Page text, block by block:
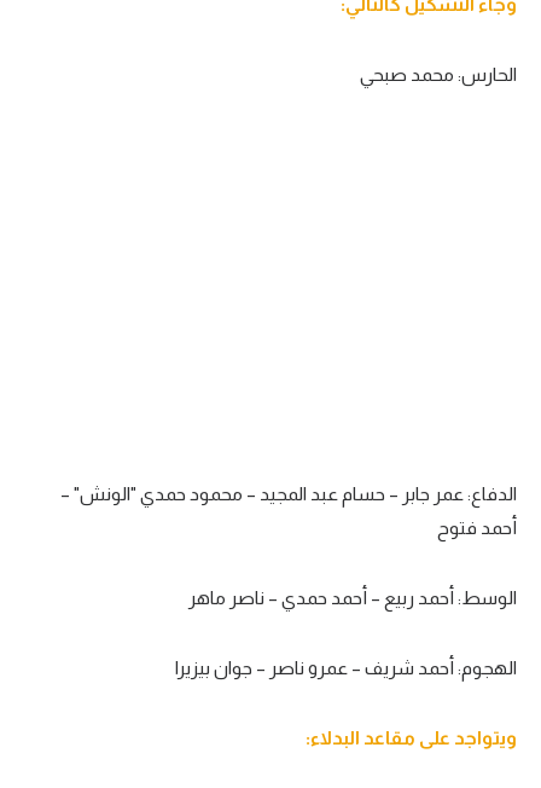
الحارس: محمد صبحي
الدفاع: عمر جابر – حسام عبد المجيد – محمود حمدي "الونش" –
أحمد فتوح
الوسط: أحمد ربيع – أحمد حمدي – ناصر ماهر
الهجوم: أحمد شريف – عمرو ناصر – جوان بيزيرا
ويتواجد على مقاعد البدلاء: